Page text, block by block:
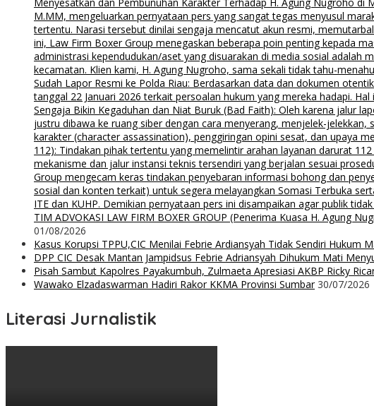
M.MM, mengeluarkan pernyataan pers yang sangat tegas menyusul
tertentu. Narasi tersebut dinilai sengaja mencatut akun resmi,
ini, Law Firm Boxer Group menegaskan beberapa poin penting kepada
administrasi kependudukan/aset yang disuarakan di media sosial adalah
kecamatan. Klien kami, H. Agung Nugroho, sama sekali tidak tahu-
Sudah Lapor Resmi ke Polda Riau: Berdasarkan data dan dokumen
tanggal 22 Januari 2026 terkait persoalan hukum yang mereka hadapi.
Sengaja Bikin Kegaduhan dan Niat Buruk (Bad Faith): Oleh karena jalur
justru dibawa ke ruang siber dengan cara menyerang, menjelek-
karakter (character assassination), penggiringan opini sesat, dan upaya
112): Tindakan pihak tertentu yang memelintir arahan layanan darurat
mekanisme dan jalur instansi teknis tersendiri yang berjalan sesuai
Group mengecam keras tindakan penyebaran informasi bohong dan
sosial dan konten terkait) untuk segera melayangkan Somasi Terbuka
ITE dan KUHP. Demikian pernyataan pers ini disampaikan agar publik
TIM ADVOKASI LAW FIRM BOXER GROUP (Penerima Kuasa H. Agung
01/08/2026
Kasus Korupsi TPPU,CIC Menilai Febrie Ardiansyah Tidak Sendiri Hukum
DPP CIC Desak Mantan Jampidsus Febrie Adriansyah Dihukum Mati
Pisah Sambut Kapolres Payakumbuh, Zulmaeta Apresiasi AKBP Ricky
Wawako Elzadaswarman Hadiri Rakor KKMA Provinsi Sumbar 30/07/2026
Literasi Jurnalistik